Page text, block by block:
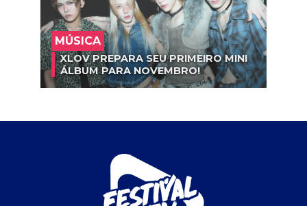
MÚSICA
XLOV PREPARA SEU PRIMEIRO MINI
ÁLBUM PARA NOVEMBRO!